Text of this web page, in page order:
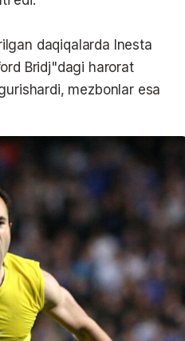
daqiqalarda Inesta
Bridj"dagi harorat
mezbonlar esa